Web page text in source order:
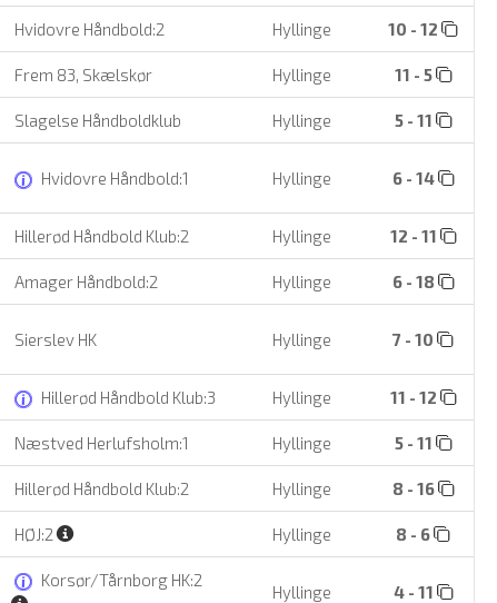
Hvidovre Håndbold:2 Hyllinge 10 - 12
Frem 83, Skælskør Hyllinge 11 - 5
Slagelse Håndboldklub Hyllinge 5 - 11
Hvidovre Håndbold:1 Hyllinge 6 - 14
Hillerød Håndbold Klub:2 Hyllinge 12 - 11
Amager Håndbold:2 Hyllinge 6 - 18
Sierslev HK Hyllinge 7 - 10
Hillerød Håndbold Klub:3 Hyllinge 11 - 12
Næstved Herlufsholm:1 Hyllinge 5 - 11
Hillerød Håndbold Klub:2 Hyllinge 8 - 16
HØJ:2 Hyllinge 8 - 6
Korsør/Tårnborg HK:2
Hyllinge 4 - 11